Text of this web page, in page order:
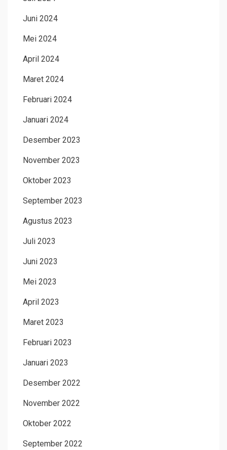
Juni 2024
Mei 2024
April 2024
Maret 2024
Februari 2024
Januari 2024
Desember 2023
November 2023
Oktober 2023
September 2023
Agustus 2023
Juli 2023
Juni 2023
Mei 2023
April 2023
Maret 2023
Februari 2023
Januari 2023
Desember 2022
November 2022
Oktober 2022
September 2022